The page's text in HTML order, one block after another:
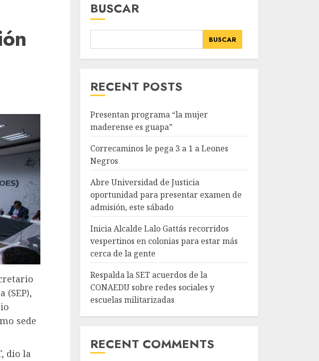
(SEP),
sede
dio la
BUSCAR
BUSCAR
RECENT POSTS
Presentan programa “la mujer
maderense es guapa”
Correcaminos le pega 3 a 1 a Leones
Negros
Abre Universidad de Justicia
oportunidad para presentar examen de
admisión, este sábado
Inicia Alcalde Lalo Gattás recorridos
vespertinos en colonias para estar más
cerca de la gente
Respalda la SET acuerdos de la
CONAEDU sobre redes sociales y
escuelas militarizadas
RECENT COMMENTS